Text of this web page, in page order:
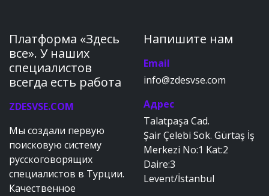
Платформа «Здесь
все». У наших
специалистов
всегда есть работа
ZDESVSE.COM
Мы создали первую
поисковую систему
русскоговорящих
специалистов в Турции.
Качественное
Напишите нам
Email
info@zdesvse.com
Адрес
Talatpaşa Cad.
Şair Çelebi Sok. Gürtaş İş
Merkezi No:1 Kat:2
Daire:3
Levent/İstanbul